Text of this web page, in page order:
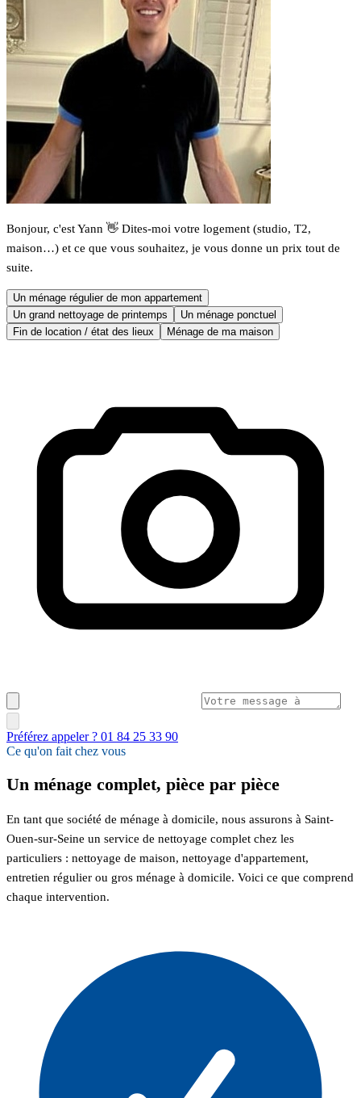
Bonjour, c'est Yann 👋 Dites-moi votre logement (studio, T2,
maison…) et ce que vous souhaitez, je vous donne un prix tout de
suite.
Un ménage régulier de mon appartement
Un grand nettoyage de printemps
Un ménage ponctuel
Fin de location / état des lieux
Ménage de ma maison
Préférez appeler ? 01 84 25 33 90
Ce qu'on fait chez vous
Un ménage complet, pièce par pièce
En tant que société de ménage à domicile, nous assurons à Saint-
Ouen-sur-Seine un service de nettoyage complet chez les
particuliers : nettoyage de maison, nettoyage d'appartement,
entretien régulier ou gros ménage à domicile. Voici ce que comprend
chaque intervention.